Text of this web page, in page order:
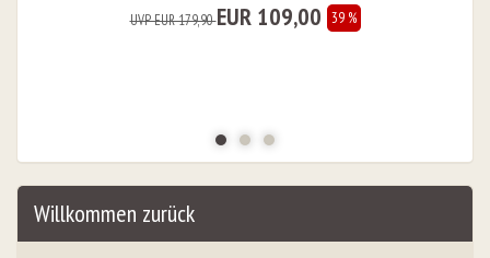
UVP EUR 179,90EUR 109,00 39 %
Willkommen zurück